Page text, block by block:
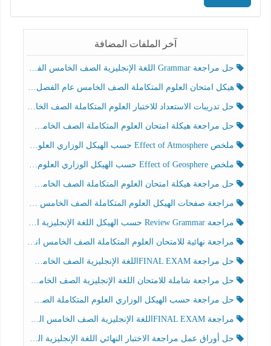
آخر الملفات المضافة
حل مراجعة Grammar اللغة الإنجليزية الصف الخامس الفصل الثالث
هيكل امتحان العلوم المتكاملة الصف الخامس عام الفصل الدراسي الثالث 2025-2026
حل تدريبات الاستعداد للاختبار العلوم المتكاملة الصف الخامس عام الفصل الثالث
حل مراجعة هيكلة امتحان العلوم المتكاملة الصف الخامس انسبير الفصل الثالث
ملخص Effect of Atmosphere حسب الهيكل الوزاري العلوم المتكاملة الصف الخامس انسبير الفصل الثالث
ملخص Effect of Geosphere حسب الهيكل الوزاري العلوم المتكاملة الصف الخامس انسبير الفصل الثالث
حل مراجعة هيكلة امتحان العلوم المتكاملة الصف الخامس عام الفصل الثالث
مراجعة صفحات الهيكل العلوم المتكاملة الصف الخامس انسبير الفصل الثالث
مراجعة Review Grammar حسب الهيكل اللغة الإنجليزية الصف الخامس الفصل الثالث
مراجعة نهائية للامتحان العلوم المتكاملة الصف الخامس انسبير الفصل الثالث
حل مراجعة FINAL EXAMاللغة الإنجليزية الصف الخامس الفصل الثالث
حل مراجعة شاملة للامتحان اللغة الإنجليزية الصف الخامس الفصل الثالث
حل مراجعة حسب الهيكل الوزاري العلوم المتكاملة الصف الخامس عام الفصل الثالث
مراجعة FINAL EXAMاللغة الإنجليزية الصف الخامس الفصل الثالث
حل أوراق عمل مراجعة الاختبار النهائي اللغة الإنجليزية الصف الرابع الفصل الثالث